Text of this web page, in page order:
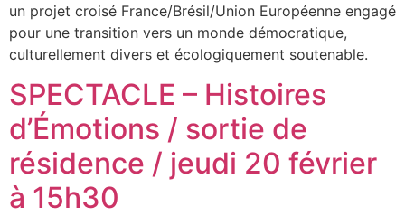
un projet croisé France/Brésil/Union Européenne engagé
pour une transition vers un monde démocratique,
culturellement divers et écologiquement soutenable.
SPECTACLE – Histoires
d’Émotions / sortie de
résidence / jeudi 20 février
à 15h30